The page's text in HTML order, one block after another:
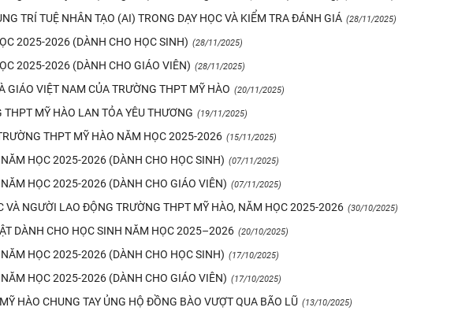
TRÍ TUỆ NHÂN TẠO (AI) TRONG DẠY HỌC VÀ KIỂM TRA ĐÁNH GIÁ (28/11/2025)
2025-2026 (DÀNH CHO HỌC SINH) (28/11/2025)
2025-2026 (DÀNH CHO GIÁO VIÊN) (28/11/2025)
GIÁO VIỆT NAM CỦA TRƯỜNG THPT MỸ HÀO (20/11/2025)
MỸ HÀO LAN TỎA YÊU THƯƠNG (19/11/2025)
THPT MỸ HÀO NĂM HỌC 2025-2026 (15/11/2025)
HỌC 2025-2026 (DÀNH CHO HỌC SINH) (07/11/2025)
HỌC 2025-2026 (DÀNH CHO GIÁO VIÊN) (07/11/2025)
VÀ NGƯỜI LAO ĐỘNG TRƯỜNG THPT MỸ HÀO, NĂM HỌC 2025-2026 (30/10/2025)
DÀNH CHO HỌC SINH NĂM HỌC 2025–2026 (20/10/2025)
HỌC 2025-2026 (DÀNH CHO HỌC SINH) (17/10/2025)
HỌC 2025-2026 (DÀNH CHO GIÁO VIÊN) (17/10/2025)
HÀO CHUNG TAY ỦNG HỘ ĐỒNG BÀO VƯỢT QUA BÃO LŨ (13/10/2025)